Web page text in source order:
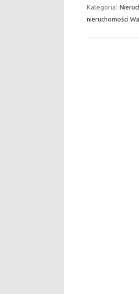
Kategoria:
nieruchomości